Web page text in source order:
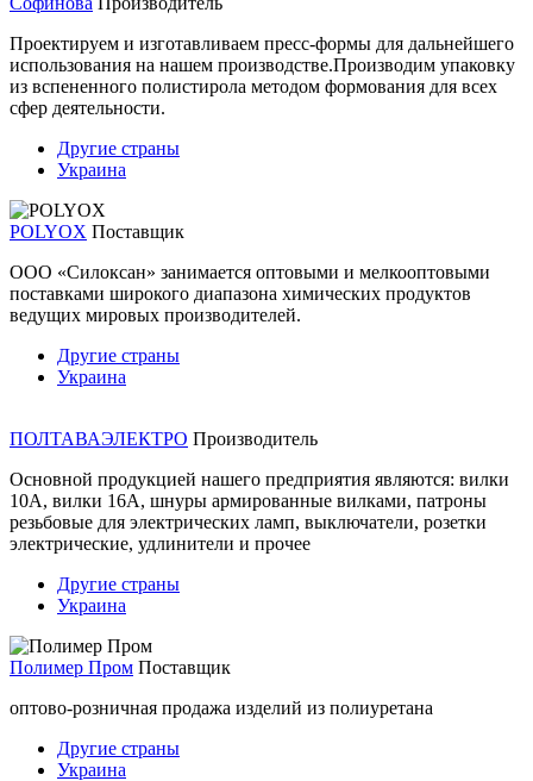
Проектируем и изготавливаем пресс-формы для дальнейшего
использования на нашем производстве.Производим упаковку
из вспененного полистирола методом формования для всех
сфер деятельности.
Другие страны
Украина
POLYOX Поставщик
ООО «Силоксан» занимается оптовыми и мелкооптовыми
поставками широкого диапазона химических продуктов
ведущих мировых производителей.
Другие страны
Украина
ПОЛТАВАЭЛЕКТРО Производитель
Основной продукцией нашего предприятия являются: вилки
10А, вилки 16А, шнуры армированные вилками, патроны
резьбовые для электрических ламп, выключатели, розетки
электрические, удлинители и прочее
Другие страны
Украина
Полимер Пром Поставщик
оптово-розничная продажа изделий из полиуретана
Другие страны
Украина